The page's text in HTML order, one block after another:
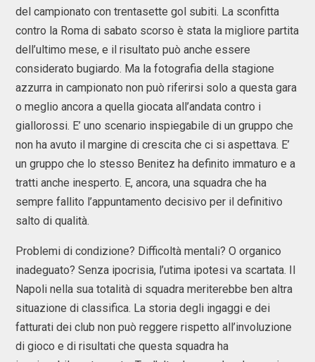
del campionato con trentasette gol subiti. La sconfitta
contro la Roma di sabato scorso è stata la migliore partita
dell’ultimo mese, e il risultato può anche essere
considerato bugiardo. Ma la fotografia della stagione
azzurra in campionato non può riferirsi solo a questa gara
o meglio ancora a quella giocata all’andata contro i
giallorossi. E’ uno scenario inspiegabile di un gruppo che
non ha avuto il margine di crescita che ci si aspettava. E’
un gruppo che lo stesso Benitez ha definito immaturo e a
tratti anche inesperto. E, ancora, una squadra che ha
sempre fallito l’appuntamento decisivo per il definitivo
salto di qualità.
Problemi di condizione? Difficoltà mentali? O organico
inadeguato? Senza ipocrisia, l’utima ipotesi va scartata. Il
Napoli nella sua totalità di squadra meriterebbe ben altra
situazione di classifica. La storia degli ingaggi e dei
fatturati dei club non può reggere rispetto all’involuzione
di gioco e di risultati che questa squadra ha